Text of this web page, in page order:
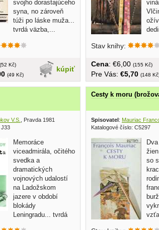
svojho dorastajúceho
syna, no zároveň
túži po láske muža...
tvrdá väzba,...
kúpiť
(52 Kč)
(49 Kč)
Stav knihy:
Cena: €6,00 (155 Kč)
Pre Vás: €5,70 (148
V.S., Pravda 1981
J33
Memoráce
viceadmirála, očitého
svedka a
dramatických
vojnových udalostí
na Ladožskom
jazere v období
blokády
Leningradu... tvrdá
Cesty k moru
Spisovatel : Mauriac
Katalogové číslo: C5297
so